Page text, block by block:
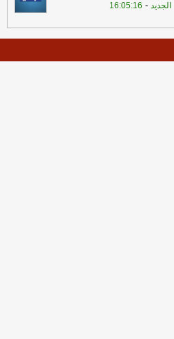
الجديد -
16:05:16